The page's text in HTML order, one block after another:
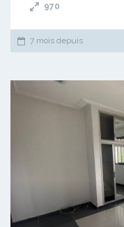
970
7 mois depuis